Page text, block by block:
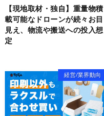
【現地取材・独自】重量物積
載可能なドローンが続々お目
見え、物流や搬送への投入想
定
経営/業界動向